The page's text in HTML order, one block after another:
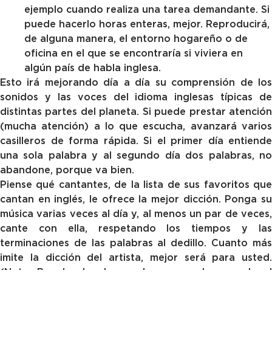
ejemplo cuando realiza una tarea demandante. Si
puede hacerlo horas enteras, mejor. Reproducirá,
de alguna manera, el entorno hogareño o de
oficina en el que se encontraría si viviera en
algún país de habla inglesa.
Esto irá mejorando día a día su comprensión de los
sonidos y las voces del idioma inglesas típicas de
distintas partes del planeta. Si puede prestar atención
(mucha atención) a lo que escucha, avanzará varios
casilleros de forma rápida. Si el primer día entiende
una sola palabra y al segundo día dos palabras, no
abandone, porque va bien.
Piense qué cantantes, de la lista de sus favoritos que
cantan en inglés, le ofrece la mejor dicción. Ponga su
música varias veces al día y, al menos un par de veces,
cante con ella, respetando los tiempos y las
terminaciones de las palabras al dedillo. Cuanto más
imite la dicción del artista, mejor será para usted.
(Nota: Regule el volumen de su voz de acuerdo al